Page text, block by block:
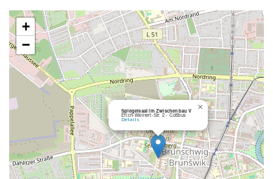
Spiegelsaal im Zwischenbau V
Erich-Weinert-Str. 2 - Cottbus
Details
×
+
−